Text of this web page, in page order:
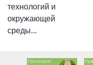
технологий и
окружающей
среды...